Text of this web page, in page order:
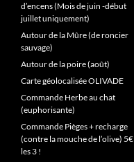
d’encens (Mois de juin -début
juillet uniquement)
Autour de la Mûre (de roncier
sauvage)
Autour de la poire (août)
Carte géolocalisée OLIVADE
Commande Herbe au chat
(euphorisante)
Commande Pièges + recharge
(contre la mouche de l’olive) 5€
les 3 !